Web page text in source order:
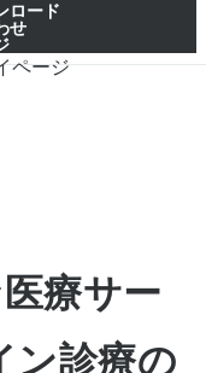
ロード
せ
ページ
療サー
ン診療の